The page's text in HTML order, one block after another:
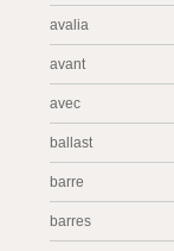
avalia
avant
avec
ballast
barre
barres